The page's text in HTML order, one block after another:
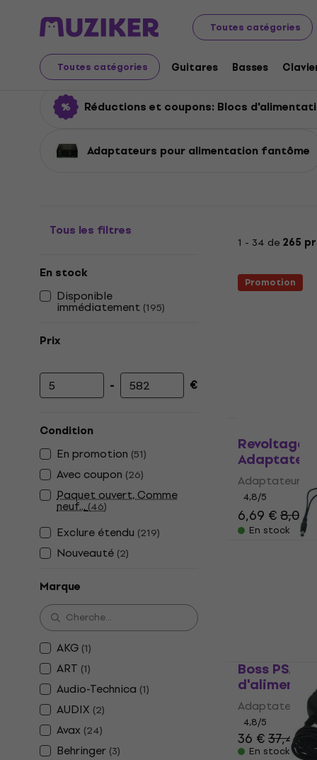
Toutes catégories
Toutes catégories Guitares Basses
Instruments de musique Accessoires Blocs
Blocs d'alimentation
Réductions et coupons: Blocs
Adaptateurs pour alimentation fantôme
Tous les filtres
En stock
Disponible
immédiatement (195)
Prix
Prix minimum
- Prix maximum
€
Condition
En promotion (51)
Avec coupon (26)
Paquet ouvert, Comme
neuf...(46)
Exclure étendu (219)
Nouveauté (2)
Marque
AKG (1)
ART (1)
Audio-Technica (1)
AUDIX (2)
Avax (24)
Behringer (3)
1 - 34 de 265
Promotion
Revoltage
Adaptateur
4,8/5
6,69 €8,09 €
En stock
Boss PSA
Adaptateur
4,8/5
36 €37,40 €
En stock